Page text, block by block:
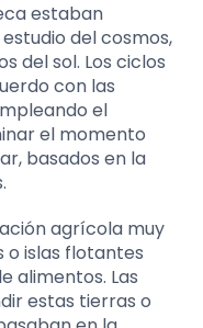
estaban
del cosmos,
del sol. Los ciclos
con las
el
el momento
basados en la
agrícola muy
o islas flotantes
alimentos. Las
estas tierras o